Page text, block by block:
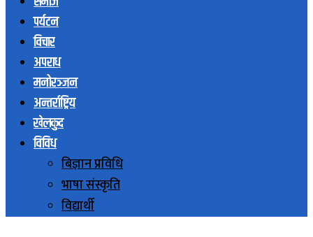
पर्यटन
विचार
अपराध
मनोरञ्जन
अन्तर्राष्ट्रिय
खेलकुद
विविध
बिज्ञान प्रविधि
भाषा संस्कृति
विद्यार्थी